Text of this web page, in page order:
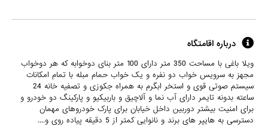
درباره اقامتگاه
ویلا باغی با مساحت 350 متر دارای 100 متر بنای دوخوابه که هر دوخواب
مجهز به سرویس خواب دو نفره و یک خواب حمام مبله با تمام امکانات
سیستم صوتی قوی و استخر ابگرم به همراه جکوزی و تصفیه خانه 24
ساعته بدونه تایمر دارای آب نما و آلاچیق و باربیکیو و پارکینگ دو خودرو و
برای امنیت بیشتر دوربین داخل خیابان برای پارک خودروهای مهمان
دسترسی به هایپر های برند و نانوایی کمتر از 5 دقیقه پیاده روی و....